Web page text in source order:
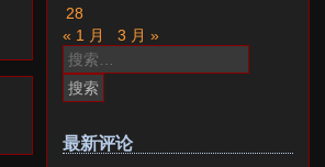
28
« 1 月
3 月 »
搜
索：
最新评论